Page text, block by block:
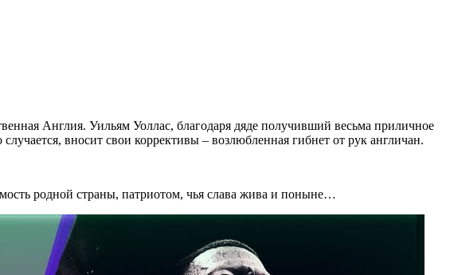
Англия. Уильям Уоллас, благодаря дяде получивший весьма приличное
вносит свои коррективы – возлюбленная гибнет от рук англичан.
родной страны, патриотом, чья слава жива и поныне…